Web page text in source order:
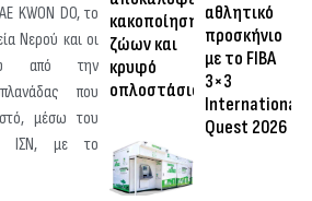
KWON DO, το
Νερού και οι
από την
που
μέσω του
ΙΣΝ, με το
κακοποίηση
ζώων και
κρυφό
οπλοστάσιο
αθλητικό
προσκήνιο
με το FIBA
3×3
International
Quest 2026